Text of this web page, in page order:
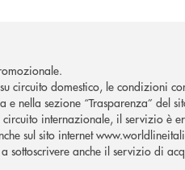
circuito domestico, le condizioni
nella sezione “Trasparenza” del
internazionale, il servizio è
sul sito internet
sottoscrivere anche il servizio di